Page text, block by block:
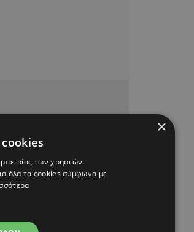
×
cookies
των χρηστών.
όλα τα cookies σύμφωνα με